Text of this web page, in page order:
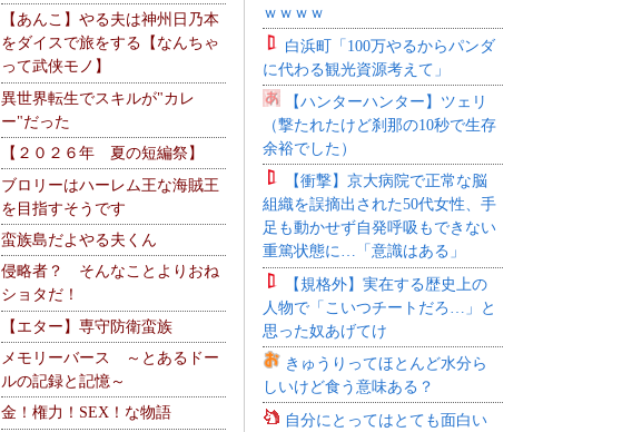
【あんこ】やる夫は神州日乃本
をダイスで旅をする【なんちゃ
って武侠モノ】
異世界転生でスキルが"カレ
ー"だった
【２０２６年 夏の短編祭】
ブロリーはハーレム王な海賊王
を目指すそうです
蛮族島だよやる夫くん
侵略者？ そんなことよりおね
ショタだ！
【エター】専守防衛蛮族
メモリーバース ～とあるドー
ルの記録と記憶～
金！権力！SEX！な物語
ｗｗｗｗ
白浜町「100万やるからパンダ
に代わる観光資源考えて」
【ハンターハンター】ツェリ
（撃たれたけど刹那の10秒で生存
余裕でした）
【衝撃】京大病院で正常な脳
組織を誤摘出された50代女性、手
足も動かせず自発呼吸もできない
重篤状態に…「意識はある」
【規格外】実在する歴史上の
人物で「こいつチートだろ…」と
思った奴あげてけ
きゅうりってほとんど水分ら
しいけど食う意味ある？
自分にとってはとても面白い